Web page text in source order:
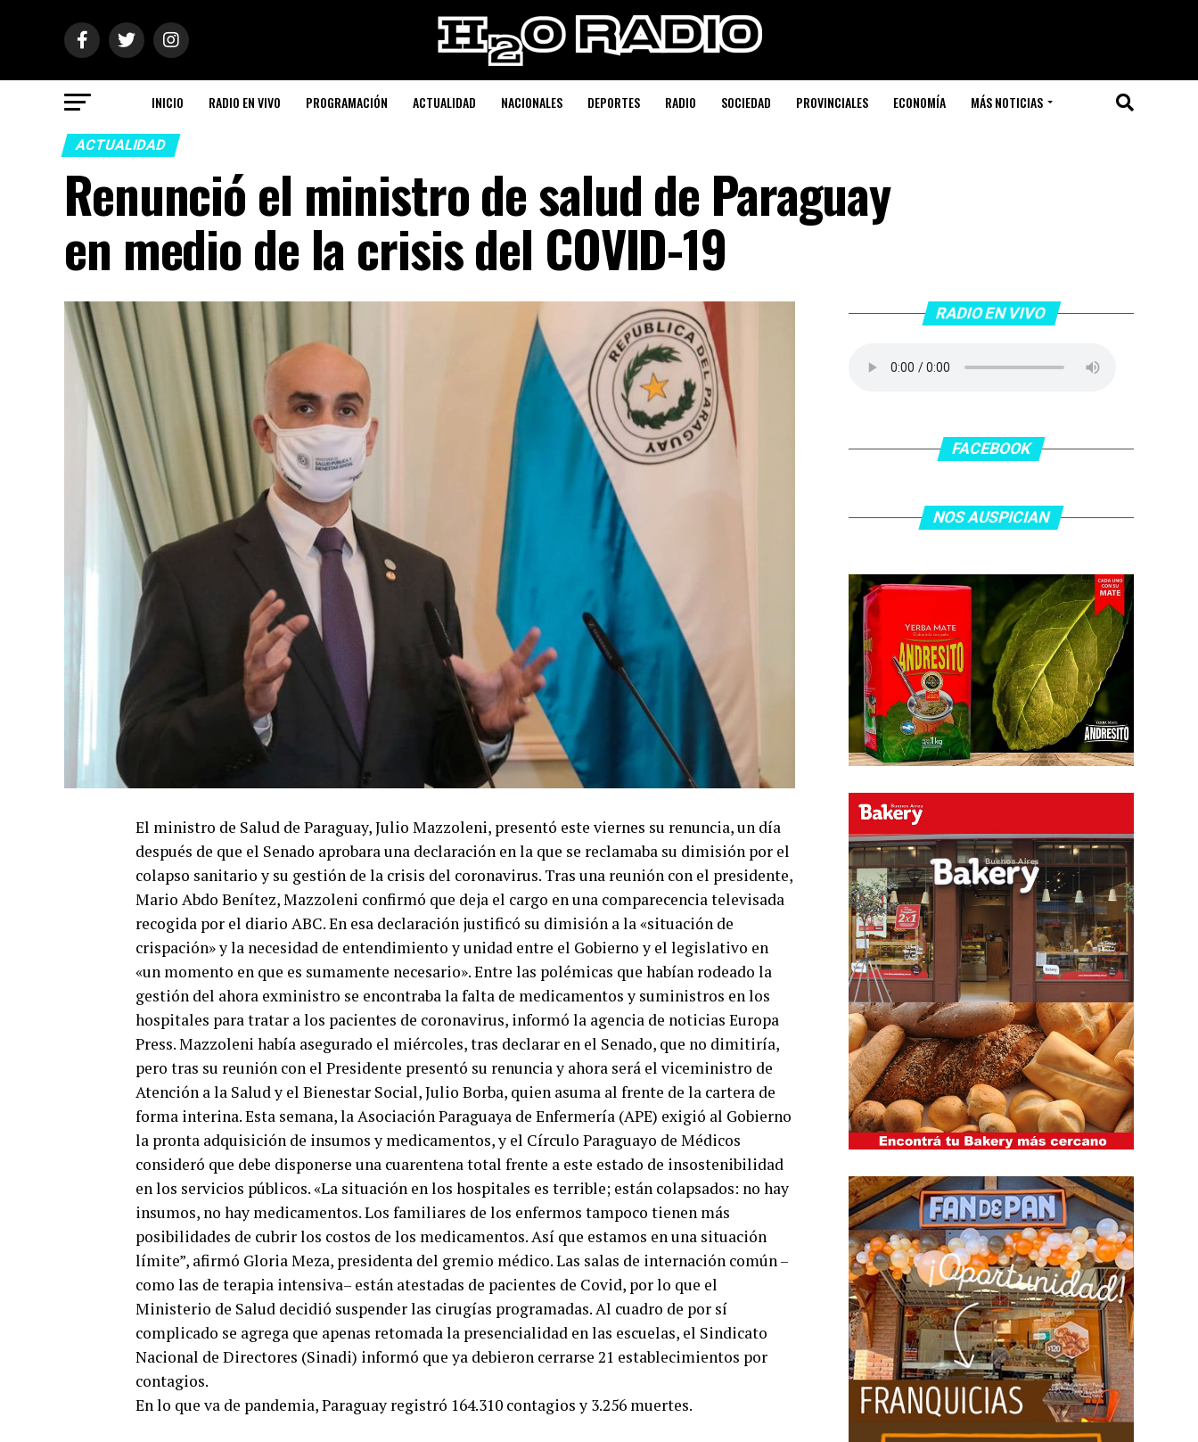
INICIO RADIO EN VIVO PROGRAMACIÓN ACTUALIDAD NACIONALES DEPORTES RADIO SOCIEDAD PROVINCIALES ECONOMÍA MÁS NOTICIAS
ACTUALIDAD
Renunció el ministro de salud de Paraguay
en medio de la crisis del COVID-19
El ministro de Salud de Paraguay, Julio Mazzoleni, presentó este viernes su renuncia, un día
después de que el Senado aprobara una declaración en la que se reclamaba su dimisión por el
colapso sanitario y su gestión de la crisis del coronavirus. Tras una reunión con el presidente,
Mario Abdo Benítez, Mazzoleni confirmó que deja el cargo en una comparecencia televisada
recogida por el diario ABC. En esa declaración justificó su dimisión a la «situación de
crispación» y la necesidad de entendimiento y unidad entre el Gobierno y el legislativo en
«un momento en que es sumamente necesario». Entre las polémicas que habían rodeado la
gestión del ahora exministro se encontraba la falta de medicamentos y suministros en los
hospitales para tratar a los pacientes de coronavirus, informó la agencia de noticias Europa
Press. Mazzoleni había asegurado el miércoles, tras declarar en el Senado, que no dimitiría,
pero tras su reunión con el Presidente presentó su renuncia y ahora será el viceministro de
Atención a la Salud y el Bienestar Social, Julio Borba, quien asuma al frente de la cartera de
forma interina. Esta semana, la Asociación Paraguaya de Enfermería (APE) exigió al Gobierno
la pronta adquisición de insumos y medicamentos, y el Círculo Paraguayo de Médicos
consideró que debe disponerse una cuarentena total frente a este estado de insostenibilidad
en los servicios públicos. «La situación en los hospitales es terrible; están colapsados: no hay
insumos, no hay medicamentos. Los familiares de los enfermos tampoco tienen más
posibilidades de cubrir los costos de los medicamentos. Así que estamos en una situación
límite”, afirmó Gloria Meza, presidenta del gremio médico. Las salas de internación común –
como las de terapia intensiva– están atestadas de pacientes de Covid, por lo que el
Ministerio de Salud decidió suspender las cirugías programadas. Al cuadro de por sí
complicado se agrega que apenas retomada la presencialidad en las escuelas, el Sindicato
Nacional de Directores (Sinadi) informó que ya debieron cerrarse 21 establecimientos por
contagios.
En lo que va de pandemia, Paraguay registró 164.310 contagios y 3.256 muertes.
RADIO EN VIVO
FACEBOOK
NOS AUSPICIAN